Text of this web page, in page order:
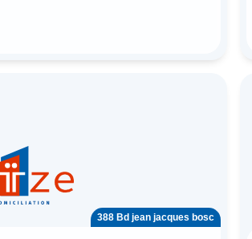
388 Bd jean jacques bosc